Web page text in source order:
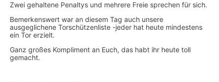
Zwei gehaltene Penaltys und mehrere Freie sprechen für sich.
Bemerkenswert war an diesem Tag auch unsere
ausgeglichene Torschützenliste -jeder hat heute mindestens
ein Tor erzielt.
Ganz großes Kompliment an Euch, das habt ihr heute toll
gemacht.